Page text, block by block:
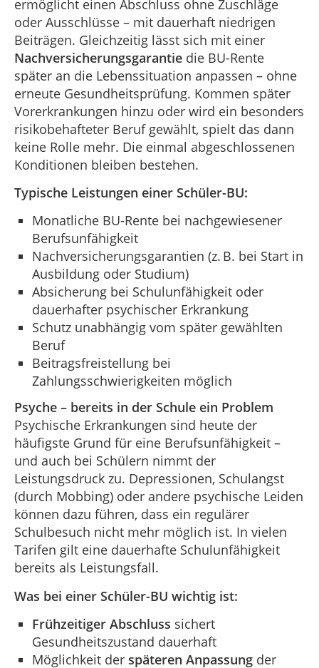
ermöglicht einen Abschluss ohne Zuschläge
oder Ausschlüsse – mit dauerhaft niedrigen
Beiträgen. Gleichzeitig lässt sich mit einer
Nachversicherungsgarantie die BU-Rente
später an die Lebenssituation anpassen – ohne
erneute Gesundheitsprüfung. Kommen später
Vorerkrankungen hinzu oder wird ein besonders
risikobehafteter Beruf gewählt, spielt das dann
keine Rolle mehr. Die einmal abgeschlossenen
Konditionen bleiben bestehen.
Typische Leistungen einer Schüler-BU:
Monatliche BU-Rente bei nachgewiesener
Berufsunfähigkeit
Nachversicherungsgarantien (z. B. bei Start in
Ausbildung oder Studium)
Absicherung bei Schulunfähigkeit oder
dauerhafter psychischer Erkrankung
Schutz unabhängig vom später gewählten
Beruf
Beitragsfreistellung bei
Zahlungsschwierigkeiten möglich
Psyche – bereits in der Schule ein Problem
Psychische Erkrankungen sind heute der
häufigste Grund für eine Berufsunfähigkeit –
und auch bei Schülern nimmt der
Leistungsdruck zu. Depressionen, Schulangst
(durch Mobbing) oder andere psychische Leiden
können dazu führen, dass ein regulärer
Schulbesuch nicht mehr möglich ist. In vielen
Tarifen gilt eine dauerhafte Schulunfähigkeit
bereits als Leistungsfall.
Was bei einer Schüler-BU wichtig ist:
Frühzeitiger Abschluss sichert
Gesundheitszustand dauerhaft
Möglichkeit der späteren Anpassung der